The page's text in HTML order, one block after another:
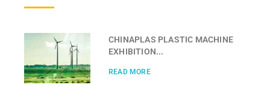
CHINAPLAS PLASTIC MACHINE
EXHIBITION...
READ MORE